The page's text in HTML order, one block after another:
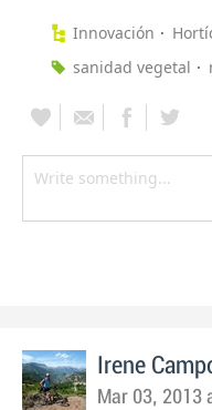
Innovación
sanidad vegetal
Irene
Mar 03, 2013